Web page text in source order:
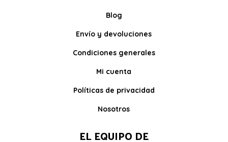
Blog
Envío y devoluciones
Condiciones generales
Mi cuenta
Políticas de privacidad
Nosotros
EL EQUIPO DE